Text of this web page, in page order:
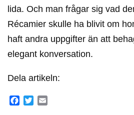
lida. Och man frågar sig vad
Récamier skulle ha blivit om
haft andra uppgifter än att
elegant konversation.
Dela artikeln:
Facebook
Twitter